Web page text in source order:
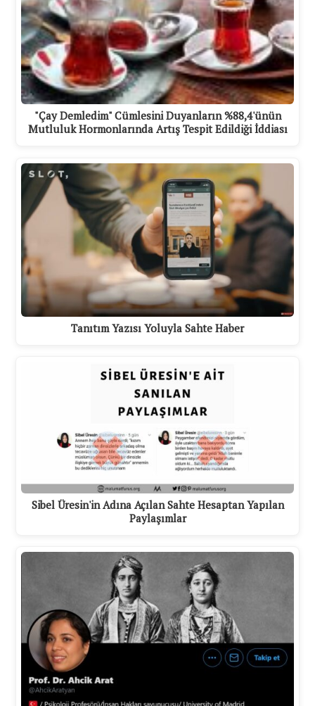
"Çay Demledim" Cümlesini Duyanların %88,4'ünün
Mutluluk Hormonlarında Artış Tespit Edildiği İddiası
Tanıtım Yazısı Yoluyla Sahte Haber
Sibel Üresin'in Adına Açılan Sahte Hesaptan Yapılan
Paylaşımlar